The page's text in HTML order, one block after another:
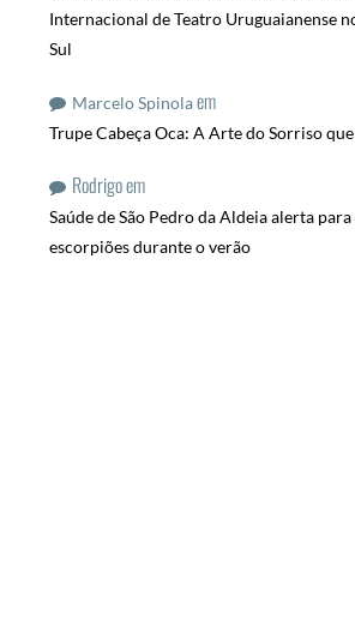
Internacional de Teatro Uruguaianense
Sul
Marcelo Spinolaem
Trupe Cabeça Oca: A Arte do Sorriso
Rodrigoem
Saúde de São Pedro da Aldeia alerta
escorpiões durante o verão